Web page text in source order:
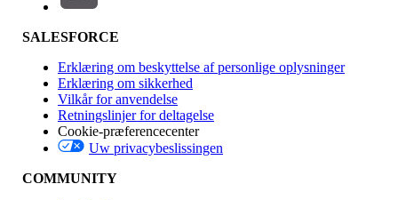
Funktionspåvirkning
Version
SALESFORCE
Erklæring om beskyttelse af personlige oplysninger
Erklæring om sikkerhed
Vilkår for anvendelse
Retningslinjer for deltagelse
Cookie-præferencecenter
Uw privacybeslissingen
COMMUNITY